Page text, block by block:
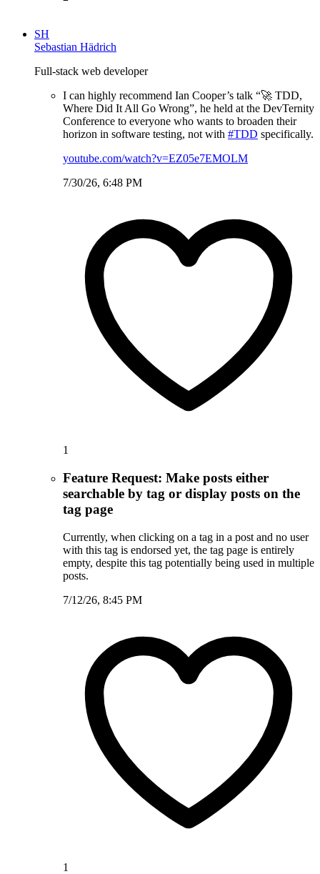
SH
Sebastian Hädrich
Full-stack web developer
I can highly recommend Ian Cooper’s talk “🚀 TDD,
Where Did It All Go Wrong”, he held at the DevTernity
Conference to everyone who wants to broaden their
horizon in software testing, not with #TDD specifically.
youtube.com/watch?v=EZ05e7EMOLM
7/30/26, 6:48 PM
1
Feature Request: Make posts either
searchable by tag or display posts on the
tag page
Currently, when clicking on a tag in a post and no user
with this tag is endorsed yet, the tag page is entirely
empty, despite this tag potentially being used in multiple
posts.
7/12/26, 8:45 PM
1